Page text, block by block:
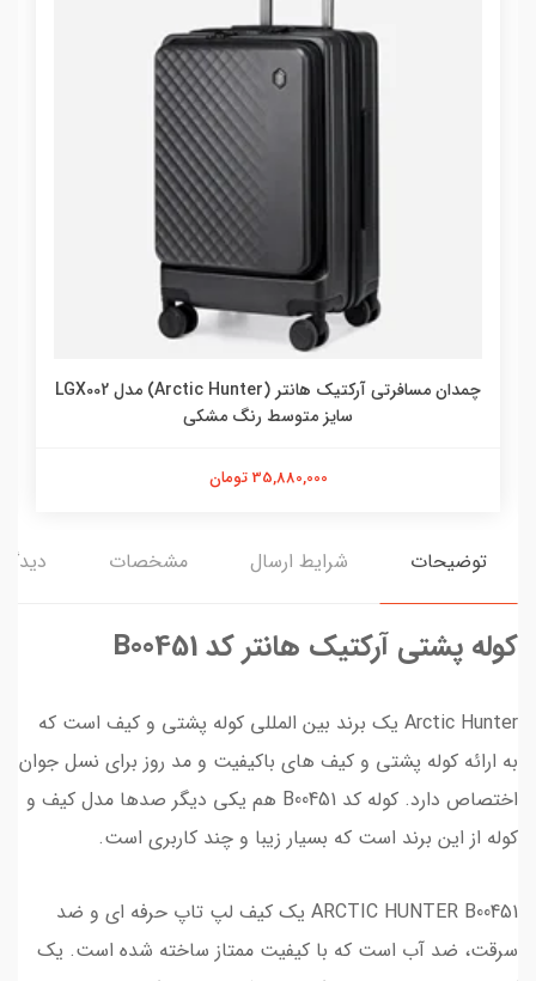
چمدان مسافرتی آرکتیک هانتر (Arctic Hunter) مدل LGX002
سایز متوسط رنگ مشکی
35,880,000 تومان
توضیحات شرایط ارسال مشخصات
کوله پشتی آرکتیک هانتر کد B00451
Arctic Hunter یک برند بین المللی کوله پشتی و کیف است که
به ارائه کوله پشتی و کیف های باکیفیت و مد روز برای نسل جوان
اختصاص دارد. کوله کد B00451 هم یکی دیگر صدها مدل کیف و
کوله از این برند است که بسیار زیبا و چند کاربری است.
ARCTIC HUNTER B00451 یک کیف لپ تاپ حرفه ای و ضد
سرقت، ضد آب است که با کیفیت ممتاز ساخته شده است. یک